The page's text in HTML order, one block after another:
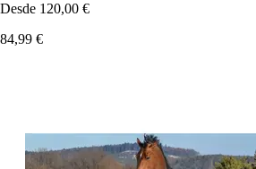
Desde 120,00 €
84,99 €